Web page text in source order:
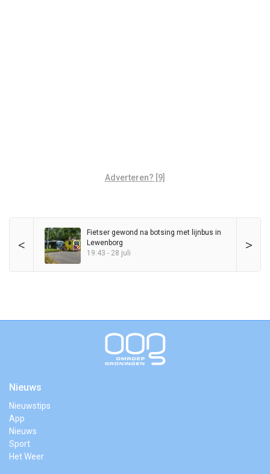
Adverteren? [9]
< >
Fietser gewond na botsing met lijnbus in
Lewenborg
19:43 - 28 juli
Nieuws
Nieuwstips
App
Nieuws
Sport
Het Weer